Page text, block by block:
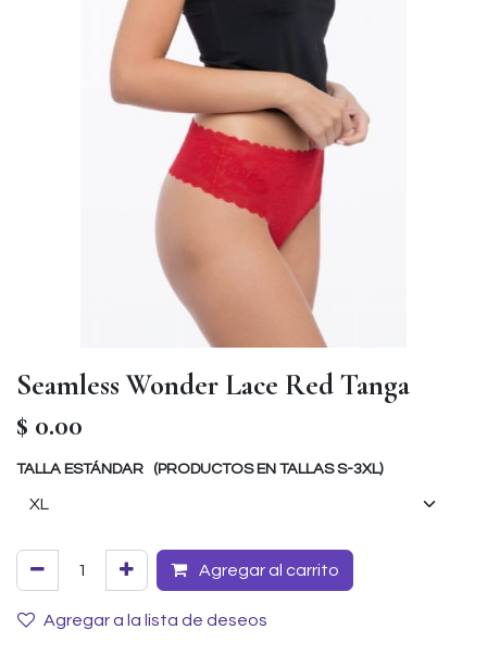
Seamless Wonder Lace Red Tanga
$ 0.00
TALLA ESTÁNDAR (PRODUCTOS EN TALLAS S-3XL)
Agregar al carrito
Agregar a la lista de deseos